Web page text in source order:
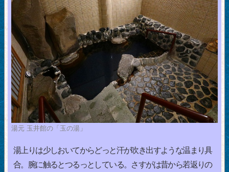
湯元 玉井館の「玉の湯」
湯上りは少しおいてからどっと汗が吹き出すような温まり具
合。腕に触るとつるっとしている。さすがは昔から若返りの